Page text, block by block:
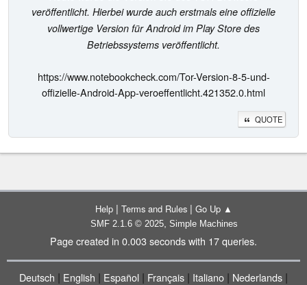
veröffentlicht. Hierbei wurde auch erstmals eine offizielle
vollwertige Version für Android im Play Store des
Betriebssystems veröffentlicht.
https://www.notebookcheck.com/Tor-Version-8-5-und-
offizielle-Android-App-veroeffentlicht.421352.0.html
QUOTE
Help | Terms and Rules | Go Up ▲
SMF 2.1.6 © 2025, Simple Machines
Page created in 0.003 seconds with 17 queries.
Deutsch | English | Español | Français | Italiano | Nederlands |